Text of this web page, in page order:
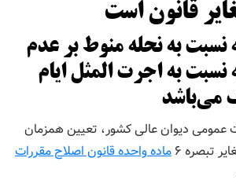
قانون است
نسبت به نحله منوط بر عدم
به اجرت المثل ایام
می‌باشد
عمومی دیوان عالی کشور، تعیین همزمان
تبصره ۶
ماده واحده قانون اصلاح مقررات